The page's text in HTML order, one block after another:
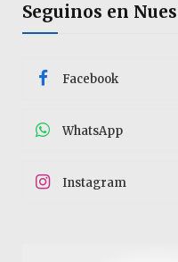
Seguinos en
Facebook
WhatsApp
Instagram